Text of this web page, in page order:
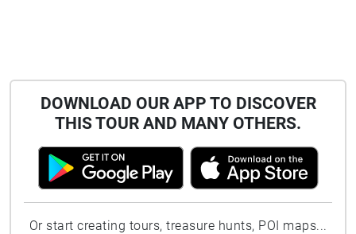
DOWNLOAD OUR APP TO DISCOVER
THIS TOUR AND MANY OTHERS.
Or start creating tours, treasure hunts, POI maps...